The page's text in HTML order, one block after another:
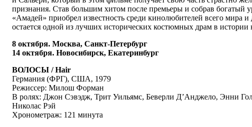
признания. Став большим хитом после премьеры и собрав богатый
«Амадей» приобрел известность среди кинолюбителей всего мира и
остается одной из лучших исторических костюмных драм в истории
8 октября. Москва, Санкт-Петербург
14 октября. Новосибирск, Екатеринбург
ВОЛОСЫ / Hair
Германия (ФРГ), США, 1979
Режиссер: Милош Форман
В ролях: Джон Сэвэдж, Трит Уильямс, Беверли Д’Анджело, Энни
Николас Рэй
Хронометраж: 121 минута